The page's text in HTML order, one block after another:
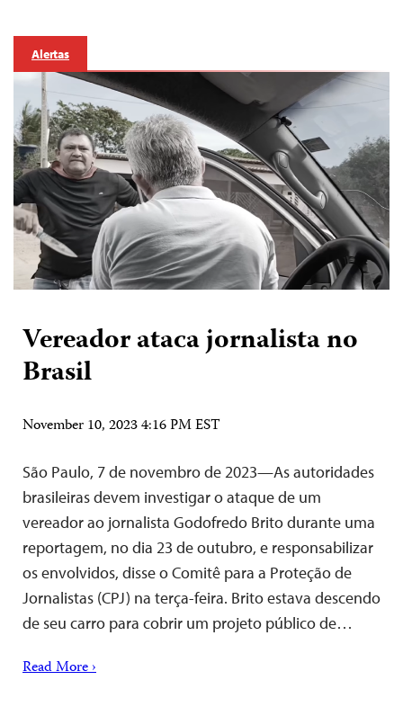
Alertas
Vereador ataca jornalista no
Brasil
November 10, 2023 4:16 PM EST
São Paulo, 7 de novembro de 2023—As autoridades
brasileiras devem investigar o ataque de um
vereador ao jornalista Godofredo Brito durante uma
reportagem, no dia 23 de outubro, e responsabilizar
os envolvidos, disse o Comitê para a Proteção de
Jornalistas (CPJ) na terça-feira. Brito estava descendo
de seu carro para cobrir um projeto público de…
Read More ›